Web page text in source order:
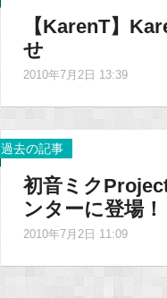
【KarenT】
せ
2010年7月2日 13:39
過去の記事
初音ミク
ンターに登場！
2010年7月2日 11:09